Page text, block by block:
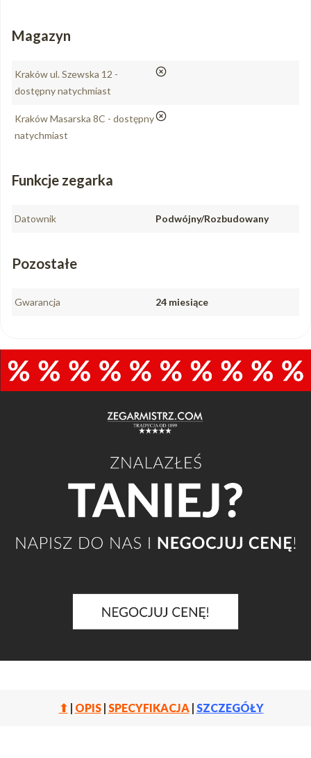
Magazyn
Kraków ul. Szewska 12 -
dostępny natychmiast
nie
Kraków Masarska 8C - dostępny
natychmiast
nie
Funkcje zegarka
Datownik Podwójny/Rozbudowany
Pozostałe
Gwarancja 24 miesiące
⬆ | OPIS| SPECYFIKACJA| SZCZEGÓŁY